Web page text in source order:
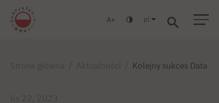
A pl
Kolejny sukces Data